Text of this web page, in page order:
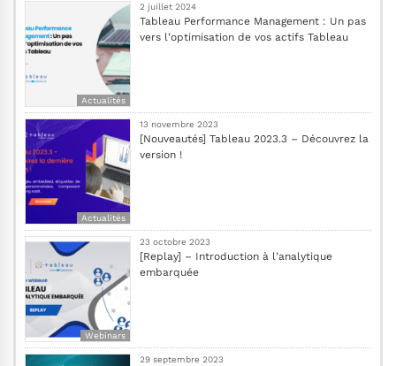
Actualités
2 juillet 2024
Tableau Performance Management : Un pas
vers l’optimisation de vos actifs Tableau
Actualités
13 novembre 2023
[Nouveautés] Tableau 2023.3 – Découvrez la
version !
Webinars
23 octobre 2023
[Replay] – Introduction à l’analytique
embarquée
29 septembre 2023